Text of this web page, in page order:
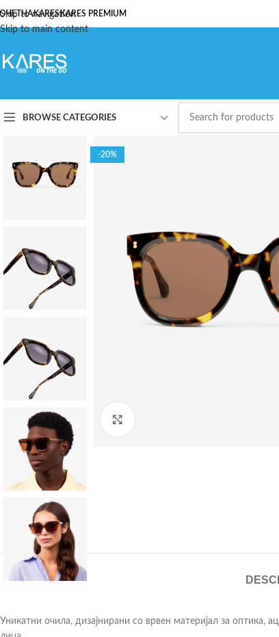
Skip to navigation
Skip to main content
KARESKARES PREMIUM
BROWSE CATEGORIES
-20%
Уникатни очила, дизајнирани со врвен материјал за оптика,